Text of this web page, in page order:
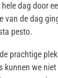
dag door
de dag
pesto.
prachtige
we